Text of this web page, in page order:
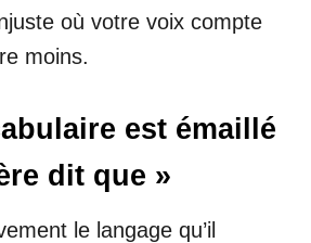
où votre voix compte
moins.
est émaillé
dit que »
le langage qu’il